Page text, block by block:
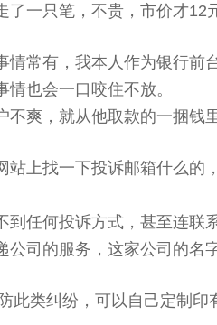
一只笔，不贵，市价才12
情常有，我本人作为银行前
也会一口咬住不放。
爽，就从他取款的一捆钱
站上找一下投诉邮箱什么的
任何投诉方式，甚至连联
公司的服务，这家公司的名
此类纠纷，可以自己定制印